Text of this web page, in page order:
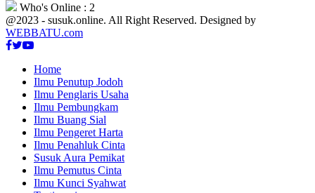
Who's Online : 2
@2023 - susuk.online. All Right Reserved. Designed by
WEBBATU.com
Facebook
Twitter
Youtube
Home
Ilmu Penutup Jodoh
Ilmu Penglaris Usaha
Ilmu Pembungkam
Ilmu Buang Sial
Ilmu Pengeret Harta
Ilmu Penahluk Cinta
Susuk Aura Pemikat
Ilmu Pemutus Cinta
Ilmu Kunci Syahwat